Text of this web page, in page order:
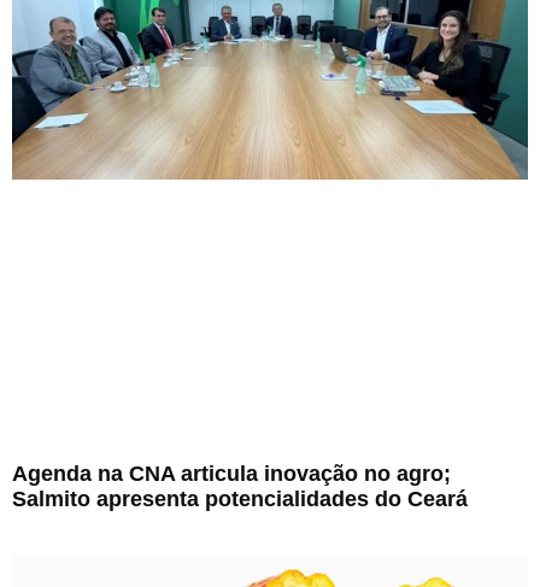
Agenda na CNA articula inovação no agro;
Salmito apresenta potencialidades do Ceará